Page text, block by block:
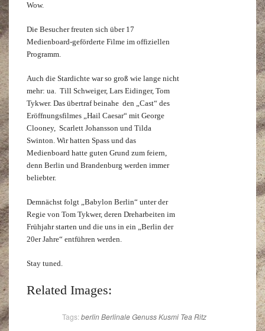
Wow.
Die Besucher freuten sich über 17
Medienboard-geförderte Filme im offiziellen
Programm.
Auch die Stardichte war so groß wie lange nicht
mehr: ua. Till Schweiger, Lars Eidinger, Tom
Tykwer. Das übertraf beinahe den „Cast“ des
Eröffnungsfilmes „Hail Caesar“ mit George
Clooney, Scarlett Johansson und Tilda
Swinton. Wir hatten Spass und das
Medienboard hatte guten Grund zum feiern,
denn Berlin und Brandenburg werden immer
beliebter.
Demnächst folgt „Babylon Berlin“ unter der
Regie von Tom Tykwer, deren Dreharbeiten im
Frühjahr starten und die uns in ein „Berlin der
20er Jahre“ entführen werden.
Stay tuned.
Related Images:
Tags: berlinBerlinaleGenussKusmi Tea Ritz